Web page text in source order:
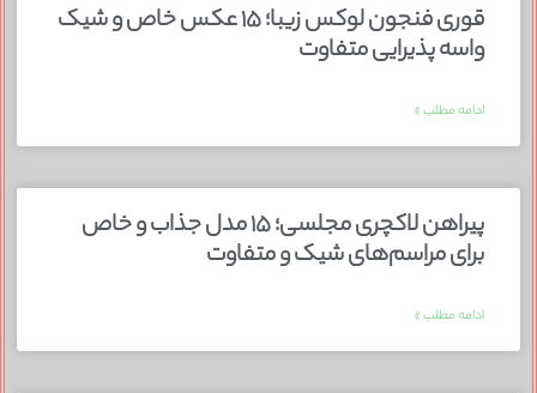
قوری فنجون لوکس زیبا؛ ۱۵ عکس خاص و شیک
واسه پذیرایی متفاوت
ادامه مطلب »
پیراهن لاکچری مجلسی؛ ۱۵ مدل جذاب و خاص
برای مراسم‌های شیک و متفاوت
ادامه مطلب »